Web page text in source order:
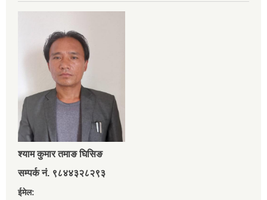
श्‍याम कुमार तमाङ घिसिङ
सम्पर्क नं. ९८४४३२८२९३
ईमेल: